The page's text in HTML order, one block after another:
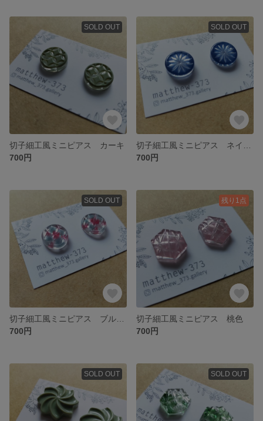
SOLD OUT
切子細工風ミニピアス カーキ
700円
SOLD OUT
700円
SOLD OUT
700円
残り1点
切子細工風ミニピアス 桃色
700円
SOLD OUT SOLD OUT